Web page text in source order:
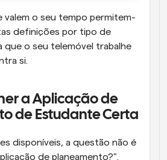
valem o seu tempo permitem-
definições por tipo de
que o seu telemóvel trabalhe
si.
a Aplicação de
de Estudante Certa
disponíveis, a questão não é
de planeamento?".